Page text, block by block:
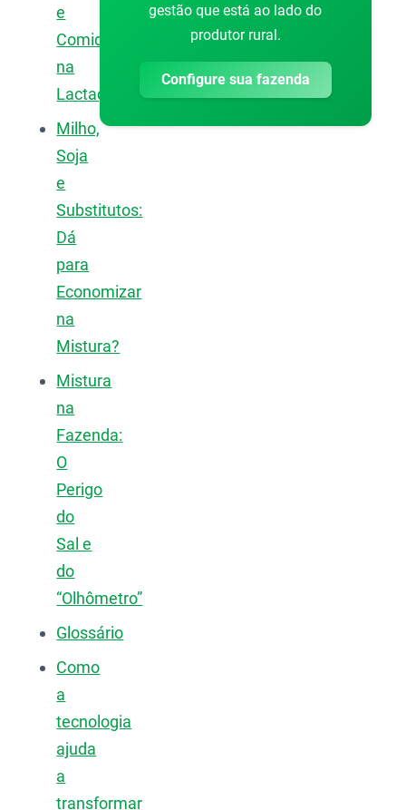
e
Comida
na
Lactação
Milho,
Soja
e
Substitutos:
Dá
para
Economizar
na
Mistura?
Mistura
na
Fazenda:
O
Perigo
do
Sal e
do
“Olhômetro”
Glossário
Como
a
tecnologia
ajuda
a
transformar
gestão que está ao lado do
produtor rural.
Configure sua fazenda